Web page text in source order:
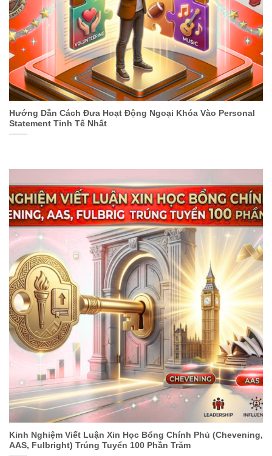
Hướng Dẫn Cách Đưa Hoạt Động Ngoại Khóa Vào Personal
Statement Tinh Tế Nhất
Kinh Nghiệm Viết Luận Xin Học Bổng Chính Phủ (Chevening,
AAS, Fulbright) Trúng Tuyển 100 Phần Trăm